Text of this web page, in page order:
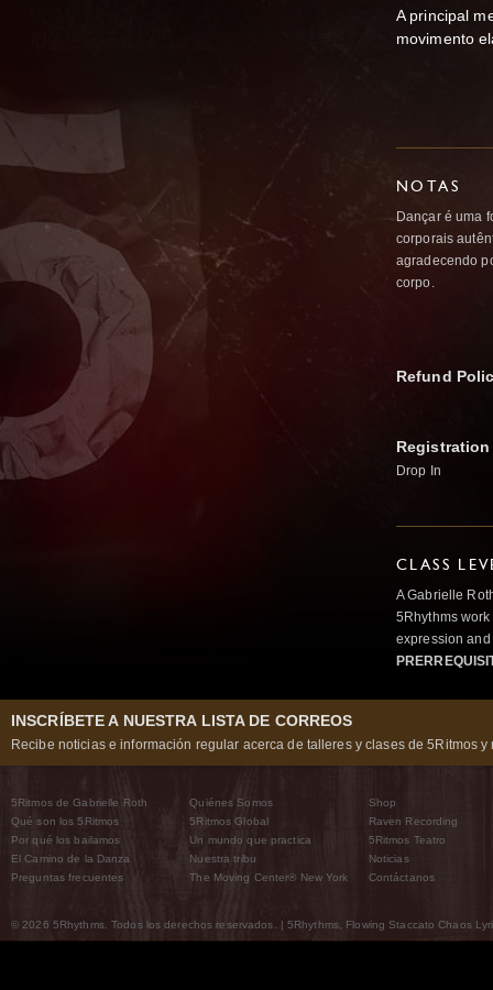
A principal
movimento
NOTAS
Dançar é uma
corporais
agradecendo
corpo.
Refund
Drop In
CLASS
A Gabrielle
5Rhythms
expression
INSCRÍBETE A NUESTRA LISTA DE CORREOS
Recibe noticias e información regular acerca de talleres y clases de 5Ritmos y
5Ritmos de Gabrielle Roth
Qué son los 5Ritmos
Por qué los bailamos
El Camino de la Danza
Preguntas frecuentes
Quiénes Somos
5Ritmos Global
Un mundo que practica
Nuestra tribu
The Moving Center® New York
Shop
Raven Recording
5Ritmos Teatro
Noticias
Contáctanos
© 2026 5Rhythms. Todos los derechos reservados. | 5Rhythms, Flowing Staccato Chaos